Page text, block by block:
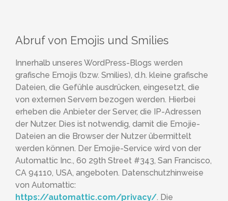
Abruf von Emojis und Smilies
Innerhalb unseres WordPress-Blogs werden
grafische Emojis (bzw. Smilies), d.h. kleine grafische
Dateien, die Gefühle ausdrücken, eingesetzt, die
von externen Servern bezogen werden. Hierbei
erheben die Anbieter der Server, die IP-Adressen
der Nutzer. Dies ist notwendig, damit die Emojie-
Dateien an die Browser der Nutzer übermittelt
werden können. Der Emojie-Service wird von der
Automattic Inc., 60 29th Street #343, San Francisco,
CA 94110, USA, angeboten. Datenschutzhinweise
von Automattic:
https://automattic.com/privacy/. Die